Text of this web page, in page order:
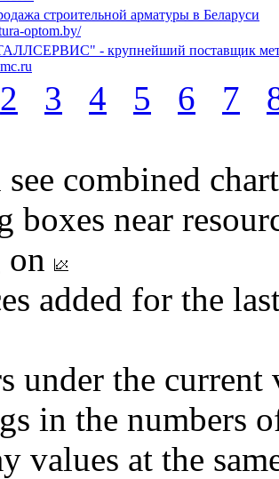
строительной арматуры в Беларуси
optom.by/
- крупнейший поставщик
2 3 4 5 6 7
see combined
boxes near
added for the
under the
in the numbers
values at the